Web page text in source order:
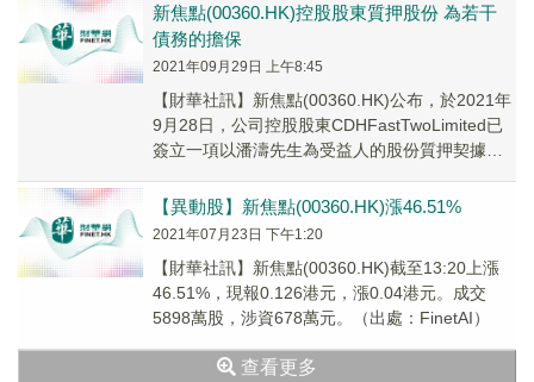
新焦點(00360.HK)控股股東質押股份 為若干
債務的擔保
2021年09月29日 上午8:45
【財華社訊】新焦點(00360.HK)公布，於2021年
9月28日，公司控股股東CDHFastTwoLimited已
簽立一項以潘濤先生為受益人的股份質押契據，
【異動股】新焦點(00360.HK)漲46.51%
2021年07月23日 下午1:20
【財華社訊】新焦點(00360.HK)截至13:20上漲
46.51%，現報0.126港元，漲0.04港元。成交
5898萬股，涉資678萬元。（出處：FinetAI）
查看更多